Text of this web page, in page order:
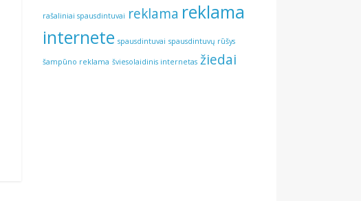
rašaliniai spausdintuvai reklama reklama
internete spausdintuvai spausdintuvų rūšys
šampūno reklama šviesolaidinis internetas žiedai